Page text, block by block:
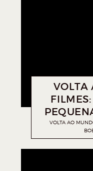
VOLTA
VOLTA AO